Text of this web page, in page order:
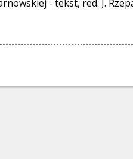
- tekst, red. J.